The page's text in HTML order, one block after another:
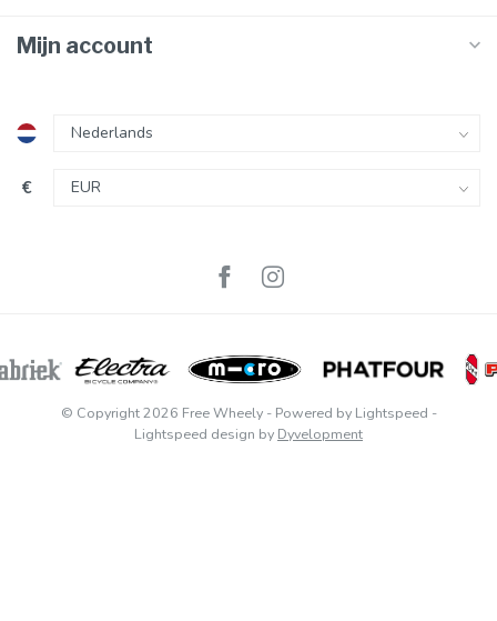
Mijn account
€
© Copyright 2026 Free Wheely- Powered by Lightspeed -
Lightspeed design by Dyvelopment